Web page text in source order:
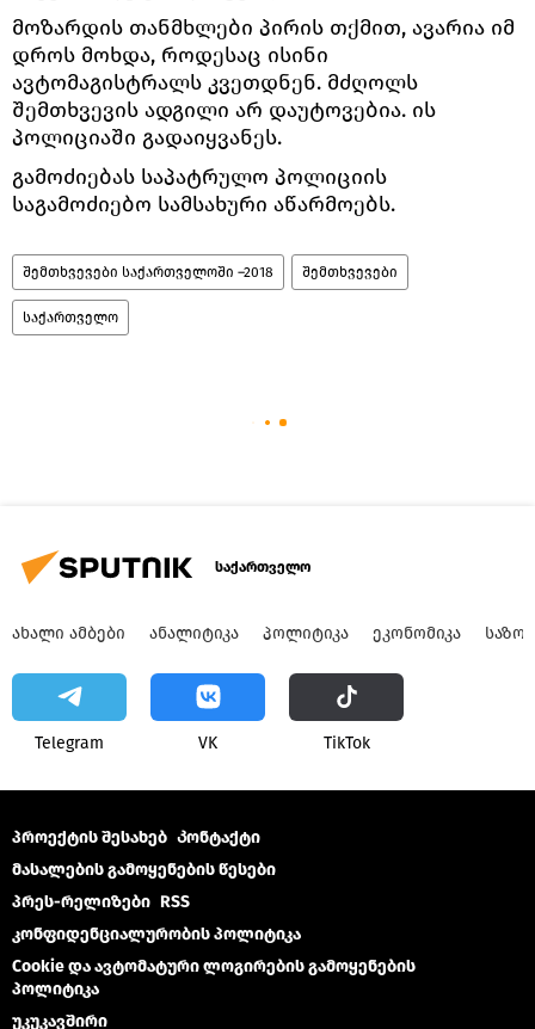
მოზარდის თანმხლები პირის თქმით, ავარია იმ
დროს მოხდა, როდესაც ისინი
ავტომაგისტრალს კვეთდნენ. მძღოლს
შემთხვევის ადგილი არ დაუტოვებია. ის
პოლიციაში გადაიყვანეს.
გამოძიებას საპატრულო პოლიციის
საგამოძიებო სამსახური აწარმოებს.
შემთხვევები საქართველოში –2018 შემთხვევები
საქართველო
საქართველო
ᲐᲮᲐᲚᲘ ᲐᲛᲑᲔᲑᲘ ᲐᲜᲐᲚᲘᲢᲘᲙᲐ ᲞᲝᲚᲘᲢᲘᲙᲐ ᲔᲙᲝᲜᲝᲛᲘᲙᲐ
Telegram VK ТikТоk
პროექტის შესახებ Კონტაქტი
მასალების გამოყენების წესები
პრეს-რელიზები RSS
კონფიდენციალურობის პოლიტიკა
Cookie და ავტომატური ლოგირების გამოყენების
პოლიტიკა
უკუკავშირი